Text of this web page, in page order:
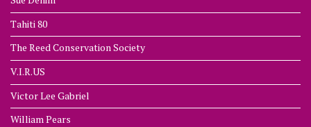
Tahiti 80
The Reed Conservation Society
V.I.R.US
Victor Lee Gabriel
William Pears